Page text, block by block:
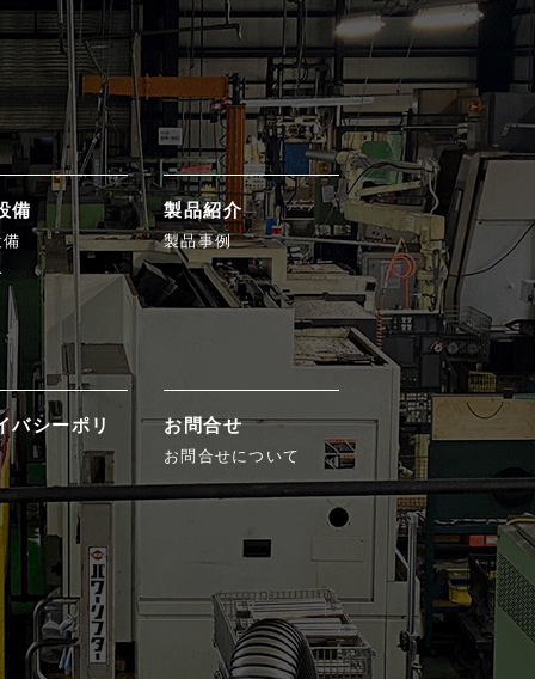
備
バシーポリ
製品紹介
製品事例
お問合せ
お問合せについて